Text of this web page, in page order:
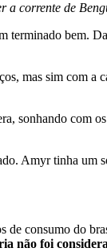
corrente de
bem.
mas sim com
sonhando com
Amyr tinha
de consumo do
não foi